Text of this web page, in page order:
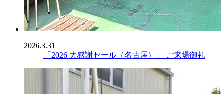
2026.3.31
「2026 大感謝セール（名古屋）」 ご来場御礼